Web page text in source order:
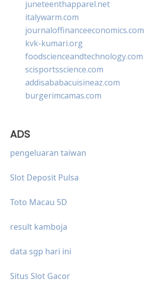
juneteenthapparel.net
italywarm.com
journaloffinanceeconomics.com
kvk-kumari.org
foodscienceandtechnology.com
scisportsscience.com
addisababacuisineaz.com
burgerimcamas.com
ADS
pengeluaran taiwan
Slot Deposit Pulsa
Toto Macau 5D
result kamboja
data sgp hari ini
Situs Slot Gacor